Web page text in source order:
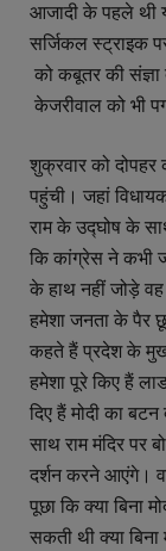
आजादी के पहले थी
सर्जिकल स्ट्राइक
को कबूतर की संज्ञा
केजरीवाल को भी
शुक्रवार को दोपहर
पहुंची। जहां
राम के उद्घोष के
कि कांग्रेस ने कभी
के हाथ नहीं जोड़े वह
हमेशा जनता के पैर
कहते हैं प्रदेश के
हमेशा पूरे किए हैं
दिए हैं मोदी का
साथ राम मंदिर पर
दर्शन करने आएंगे।
पूछा कि क्या बिना
सकती थी क्या